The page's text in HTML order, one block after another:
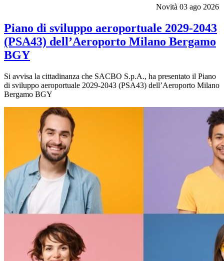
Novità 03 ago 2026
Piano di sviluppo aeroportuale 2029-2043
(PSA43) dell’Aeroporto Milano Bergamo
BGY
Si avvisa la cittadinanza che SACBO S.p.A., ha presentato il Piano
di sviluppo aeroportuale 2029-2043 (PSA43) dell’Aeroporto Milano
Bergamo BGY